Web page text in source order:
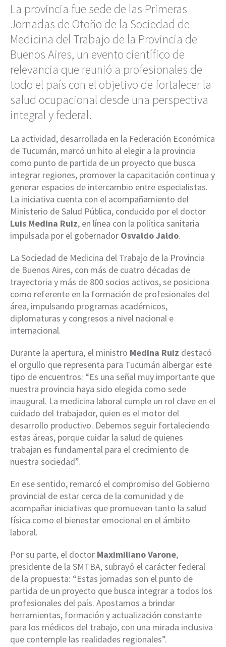
La provincia fue sede de las Primeras
Jornadas de Otoño de la Sociedad de
Medicina del Trabajo de la Provincia de
Buenos Aires, un evento científico de
relevancia que reunió a profesionales de
todo el país con el objetivo de fortalecer la
salud ocupacional desde una perspectiva
integral y federal.
La actividad, desarrollada en la Federación Económica
de Tucumán, marcó un hito al elegir a la provincia
como punto de partida de un proyecto que busca
integrar regiones, promover la capacitación continua y
generar espacios de intercambio entre especialistas.
La iniciativa cuenta con el acompañamiento del
Ministerio de Salud Pública, conducido por el doctor
Luis Medina Ruiz, en línea con la política sanitaria
impulsada por el gobernador Osvaldo Jaldo.
La Sociedad de Medicina del Trabajo de la Provincia
de Buenos Aires, con más de cuatro décadas de
trayectoria y más de 800 socios activos, se posiciona
como referente en la formación de profesionales del
área, impulsando programas académicos,
diplomaturas y congresos a nivel nacional e
internacional.
Durante la apertura, el ministro Medina Ruiz destacó
el orgullo que representa para Tucumán albergar este
tipo de encuentros: “Es una señal muy importante que
nuestra provincia haya sido elegida como sede
inaugural. La medicina laboral cumple un rol clave en el
cuidado del trabajador, quien es el motor del
desarrollo productivo. Debemos seguir fortaleciendo
estas áreas, porque cuidar la salud de quienes
trabajan es fundamental para el crecimiento de
nuestra sociedad”.
En ese sentido, remarcó el compromiso del Gobierno
provincial de estar cerca de la comunidad y de
acompañar iniciativas que promuevan tanto la salud
física como el bienestar emocional en el ámbito
laboral.
Por su parte, el doctor Maximiliano Varone,
presidente de la SMTBA, subrayó el carácter federal
de la propuesta: “Estas jornadas son el punto de
partida de un proyecto que busca integrar a todos los
profesionales del país. Apostamos a brindar
herramientas, formación y actualización constante
para los médicos del trabajo, con una mirada inclusiva
que contemple las realidades regionales”.